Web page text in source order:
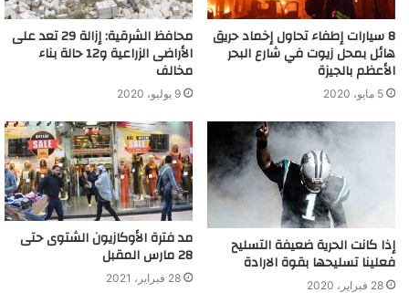
8 سيارات إطفاء تحاول إخماد حريق
هائل بمحل زيوت في شارع البحر
الأعظم بالجيزة
5 مايو، 2020
محافظ الشرقية: إزالة 29 تعد على
الأراضى الزراعية و12 حالة بناء
مخالف
9 يوليو، 2020
إذا كانت الحرية ضعيفة التسليح
فعلينا تسليحها بقوة الارادة
28 فبراير، 2020
مد فترة الأوكازيون الشتوى حتى
28 مارس المقبل
28 فبراير، 2021